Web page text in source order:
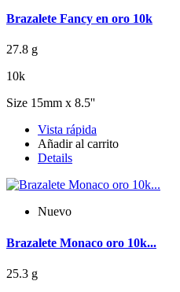
Brazalete Fancy en oro 10k
27.8 g
10k
Size 15mm x 8.5''
Vista rápida
Añadir al carrito
Details
Nuevo
Brazalete Monaco oro 10k...
25.3 g